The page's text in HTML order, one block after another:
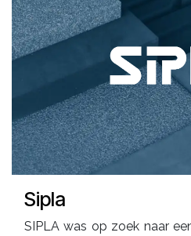
Sipla
SIPLA was op zoek naar